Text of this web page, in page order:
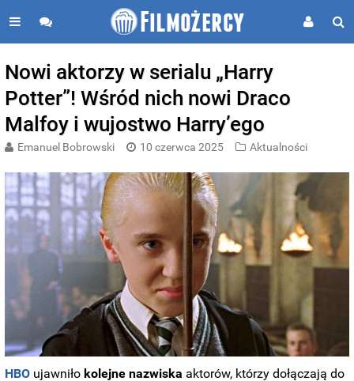
Nowi aktorzy w serialu „Harry
Potter”! Wśród nich nowi Draco
Malfoy i wujostwo Harry’ego
Emanuel Bobrowski 10 czerwca 2025 Aktualności
HBO ujawniło kolejne nazwiska aktorów, którzy dołączają do